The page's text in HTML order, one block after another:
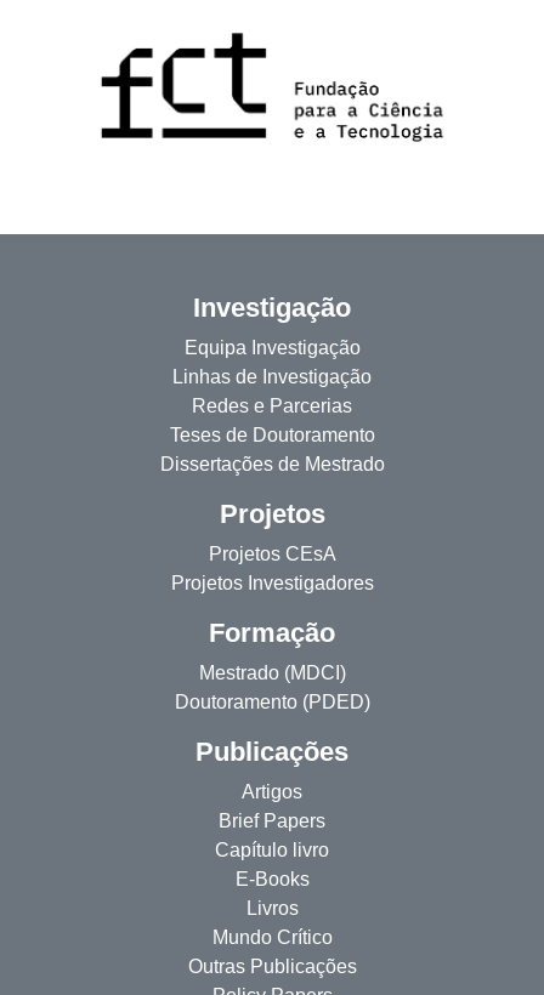
Investigação
Equipa Investigação
Linhas de Investigação
Redes e Parcerias
Teses de Doutoramento
Dissertações de Mestrado
Projetos
Projetos CEsA
Projetos Investigadores
Formação
Mestrado (MDCI)
Doutoramento (PDED)
Publicações
Artigos
Brief Papers
Capítulo livro
E-Books
Livros
Mundo Crítico
Outras Publicações